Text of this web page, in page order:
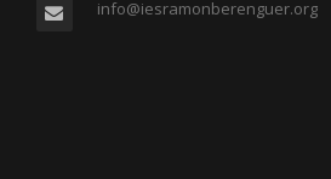
info@iesramonberenguer.org